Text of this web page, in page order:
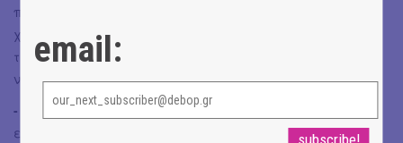
παντού και πάντα, μιλώντας ακατάπαυστα και
χειρονομώντας ανελέητα, και να καλύπτουμε τα κενά
της πόλης με ανούσιους θεατρινισμούς και έλλειψη
νοήματος – καθρέφτες του τίποτα και του μηδενός.
- Οι θυρωροί:Στεκόμαστε για ώρες όρθιοι έξω από την
είσοδο κάπως απόμερων κι ασυνήθιστων, στην όψη και
email: